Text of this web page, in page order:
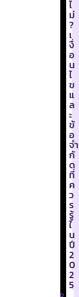
ไ
ม่
?
เ
งื่
อ
น
ไ
ข
แ
ล
ะ
ข้
อ
จำ
กั
ด
ที่
ค
ว
ร
รู้
ใ
น
ปี
2
0
2
5